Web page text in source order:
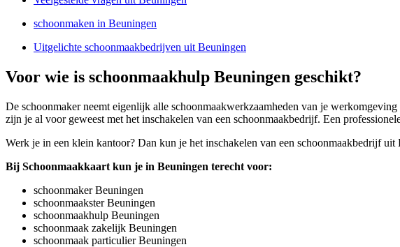
schoonmaken in Beuningen
Uitgelichte schoonmaakbedrijven uit Beuningen
Voor wie is schoonmaakhulp Beuningen geschikt?
De schoonmaker neemt eigenlijk alle schoonmaakwerkzaamheden van je
zijn je al voor geweest met het inschakelen van een schoonmaakbedrijf. Een
Werk je in een klein kantoor? Dan kun je het inschakelen van een schoonmaakbedrijf
Bij Schoonmaakkaart kun je in Beuningen terecht voor:
schoonmaker Beuningen
schoonmaakster Beuningen
schoonmaakhulp Beuningen
schoonmaak zakelijk Beuningen
schoonmaak particulier Beuningen